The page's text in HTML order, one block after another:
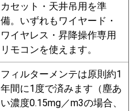
カセット・天井吊用を準
備。いずれもワイヤード・
ワイヤレス・昇降操作専用
リモコンを使えます。
フィルターメンテは原則約1
年間に1度で済みます（塵あ
い濃度0.15mg／m3の場合、